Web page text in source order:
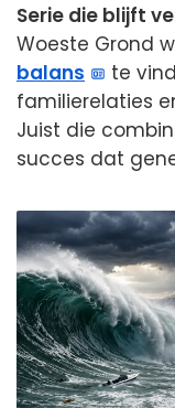
Serie die blijft
Woeste Grond
balans
te
familierelaties
Juist die
succes dat